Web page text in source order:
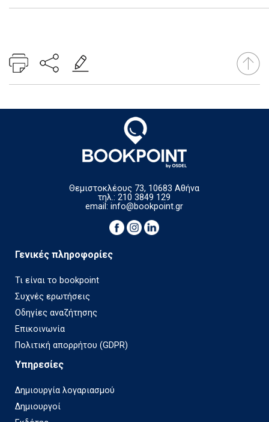
Θεμιστοκλέους 73, 10683 Αθήνα
τηλ.: 210 3849 129
email:info@bookpoint.gr
Γενικές πληροφορίες
Τι είναι το bookpoint
Συχνές ερωτήσεις
Οδηγίες αναζήτησης
Επικοινωνία
Πολιτική απορρήτου (GDPR)
Υπηρεσίες
Δημιουργία λογαριασμού
Δημιουργοί